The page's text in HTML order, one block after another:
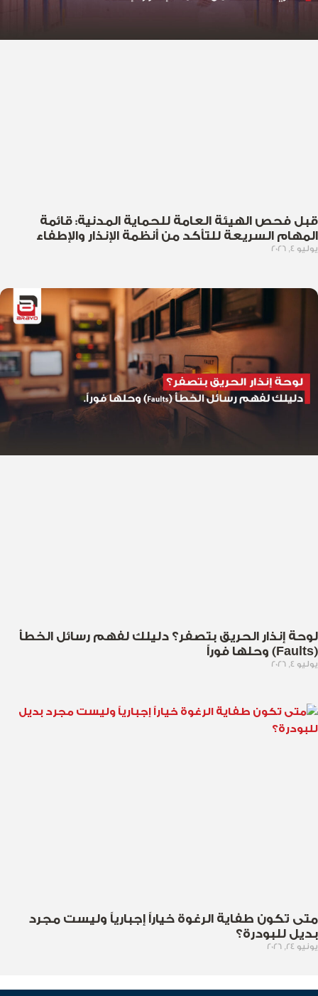
قبل فحص الهيئة العامة للحماية المدنية: قائمة
المهام السريعة للتأكد من أنظمة الإنذار والإطفاء
يوليو 4, 2026
لوحة إنذار الحريق بتصفر؟ دليلك لفهم رسائل الخطأ
(Faults) وحلها فوراً
يوليو 4, 2026
متى تكون طفاية الرغوة خياراً إجبارياً وليست مجرد
بديل للبودرة؟
يونيو 24, 2026